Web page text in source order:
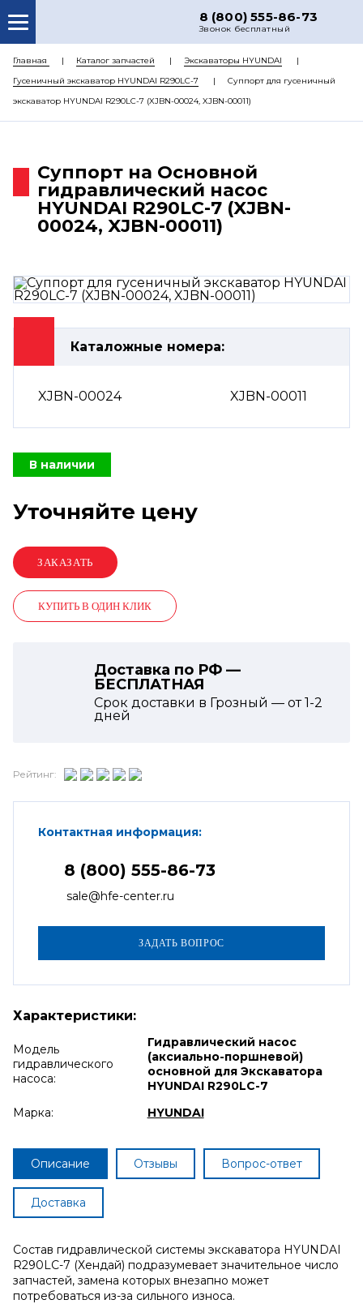
8 (800) 555-86-73
Звонок бесплатный
О НАС
КАТАЛОГ ЗАПЧАСТЕЙ
РЕМОНТ
ЦЕНЫ
КОНТАКТЫ
Главная Каталог запчастей
Экскаваторы HYUNDAI
Гусеничный экскаватор HYUNDAI R290LC-7
Суппорт для гусеничный
экскаватор HYUNDAI R290LC-7 (XJBN-00024, XJBN-00011)
Суппорт на Основной
гидравлический насос
HYUNDAI R290LC-7 (XJBN-
00024, XJBN-00011)
Каталожные номера:
XJBN-00024 XJBN-00011
В наличии
Уточняйте цену
КУПИТЬ В ОДИН КЛИК
Доставка по РФ —
БЕСПЛАТНАЯ
Срок доставки в Грозный — от1-2
дней
Рейтинг:
Контактная информация:
8 (800) 555-86-73
sale@hfe-center.ru
Характеристики:
Модель
гидравлического
насоса:
Гидравлический насос
(аксиально-поршневой)
основной для Экскаватора
HYUNDAI R290LC-7
Марка:
HYUNDAI
Описание Отзывы Вопрос-ответ
Доставка
Состав гидравлической системы экскаватора HYUNDAI
R290LC-7 (Хендай) подразумевает значительное число
запчастей, замена которых внезапно может
потребоваться из-за сильного износа.